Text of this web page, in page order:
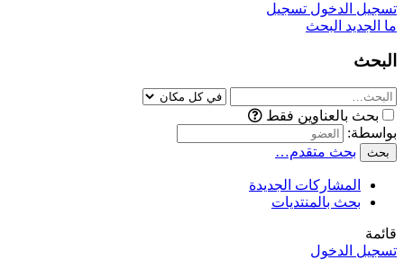
تسجيل الدخول تسجيل
ما الجديد البحث
البحث
بحث بالعناوين فقط
بواسطة:
بحث بحث متقدم…
المشاركات الجديدة
بحث بالمنتديات
قائمة
تسجيل الدخول